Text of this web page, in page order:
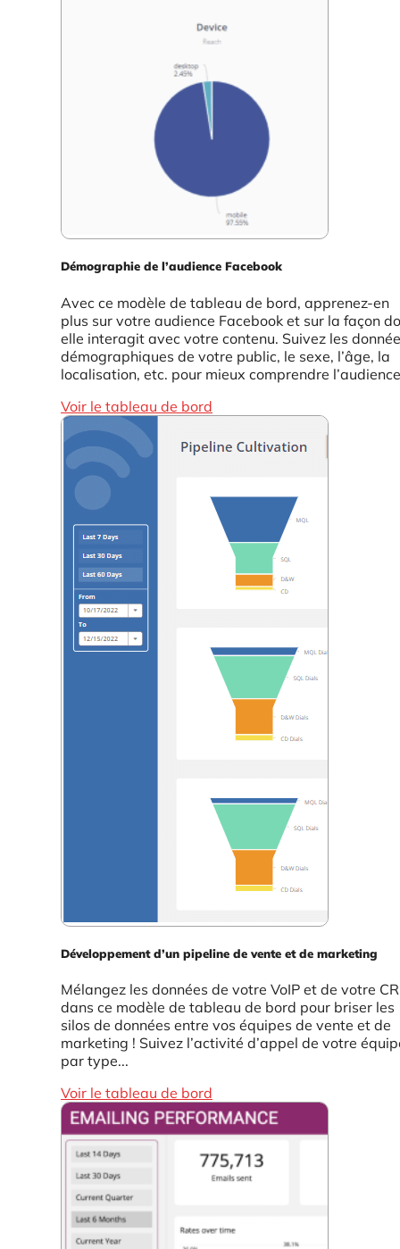
Démographie de l’audience Facebook
Avec ce modèle de tableau de bord, apprenez-en
plus sur votre audience Facebook et sur la façon
elle interagit avec votre contenu. Suivez les
démographiques de votre public, le sexe, l’âge, la
localisation, etc. pour mieux comprendre
Voir le tableau de bord
Développement d’un pipeline de vente et de marketing
Mélangez les données de votre VoIP et de votre
dans ce modèle de tableau de bord pour briser les
silos de données entre vos équipes de vente et de
marketing ! Suivez l’activité d’appel de votre
par type...
Voir le tableau de bord